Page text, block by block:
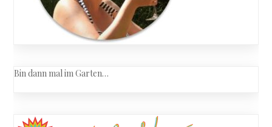
Bin dann mal im Garten…